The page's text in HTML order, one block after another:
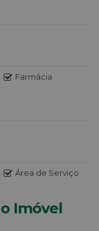
Farmácia
Área de Serviço
Imóvel